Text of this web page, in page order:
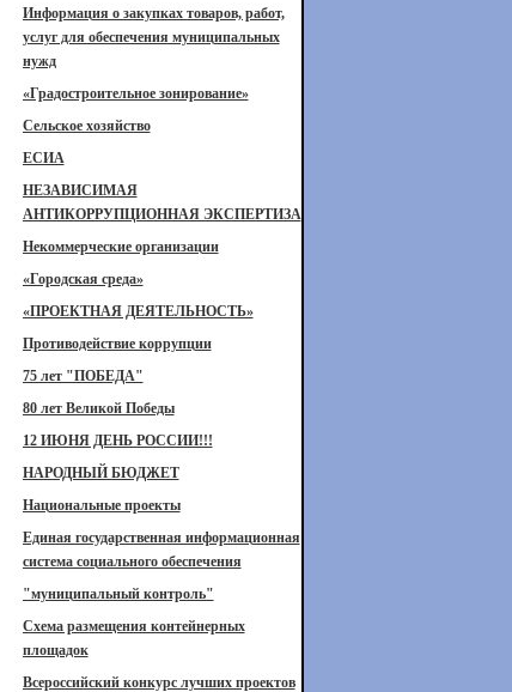
Информация о закупках товаров, работ,
услуг для обеспечения муниципальных
нужд
«Градостроительное зонирование»
Сельское хозяйство
ЕСИА
НЕЗАВИСИМАЯ
АНТИКОРРУПЦИОННАЯ ЭКСПЕРТИЗА
Некоммерческие организации
«Городская среда»
«ПРОЕКТНАЯ ДЕЯТЕЛЬНОСТЬ»
Противодействие коррупции
75 лет "ПОБЕДА"
80 лет Великой Победы
12 ИЮНЯ ДЕНЬ РОССИИ!!!
НАРОДНЫЙ БЮДЖЕТ
Национальные проекты
Единая государственная информационная
система социального обеспечения
"муниципальный контроль"
Схема размещения контейнерных
площадок
Всероссийский конкурс лучших проектов